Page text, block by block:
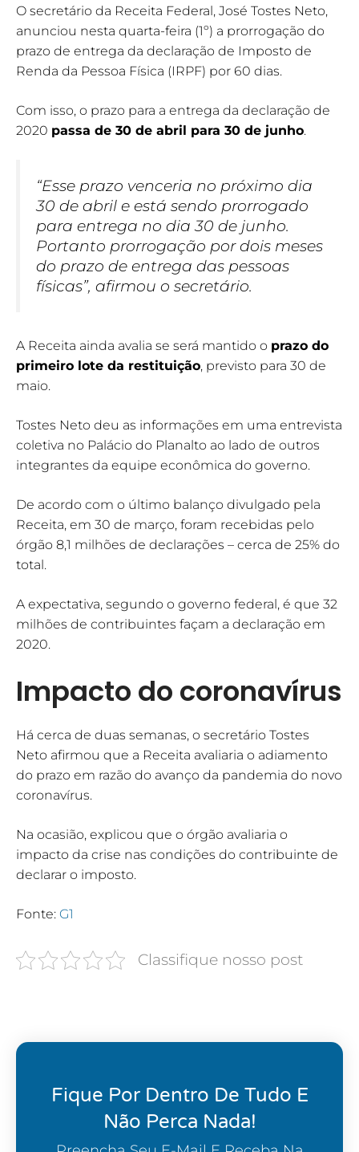
O secretário da Receita Federal, José Tostes Neto,
anunciou nesta quarta-feira (1º) a prorrogação do
prazo de entrega da declaração de Imposto de
Renda da Pessoa Física (IRPF) por 60 dias.
Com isso, o prazo para a entrega da declaração de
2020 passa de 30 de abril para 30 de junho.
“Esse prazo venceria no próximo dia
30 de abril e está sendo prorrogado
para entrega no dia 30 de junho.
Portanto prorrogação por dois meses
do prazo de entrega das pessoas
físicas”, afirmou o secretário.
A Receita ainda avalia se será mantido o prazo do
primeiro lote da restituição, previsto para 30 de
maio.
Tostes Neto deu as informações em uma entrevista
coletiva no Palácio do Planalto ao lado de outros
integrantes da equipe econômica do governo.
De acordo com o último balanço divulgado pela
Receita, em 30 de março, foram recebidas pelo
órgão 8,1 milhões de declarações – cerca de 25% do
total.
A expectativa, segundo o governo federal, é que 32
milhões de contribuintes façam a declaração em
2020.
Impacto do coronavírus
Há cerca de duas semanas, o secretário Tostes
Neto afirmou que a Receita avaliaria o adiamento
do prazo em razão do avanço da pandemia do novo
coronavírus.
Na ocasião, explicou que o órgão avaliaria o
impacto da crise nas condições do contribuinte de
declarar o imposto.
Fonte: G1
Classifique nosso post
Fique Por Dentro De Tudo E
Não Perca Nada!